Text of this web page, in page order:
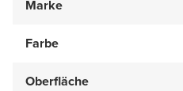
Marke
Farbe
Oberfläche